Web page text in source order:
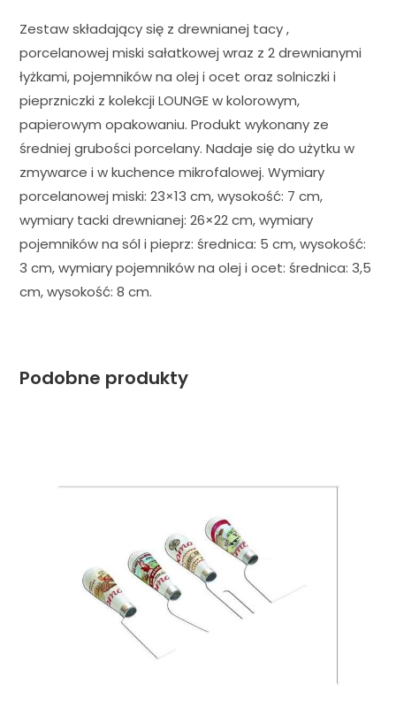
Zestaw składający się z drewnianej tacy ,
porcelanowej miski sałatkowej wraz z 2 drewnianymi
łyżkami, pojemników na olej i ocet oraz solniczki i
pieprzniczki z kolekcji LOUNGE w kolorowym,
papierowym opakowaniu. Produkt wykonany ze
średniej grubości porcelany. Nadaje się do użytku w
zmywarce i w kuchence mikrofalowej. Wymiary
porcelanowej miski: 23×13 cm, wysokość: 7 cm,
wymiary tacki drewnianej: 26×22 cm, wymiary
pojemników na sól i pieprz: średnica: 5 cm, wysokość:
3 cm, wymiary pojemników na olej i ocet: średnica: 3,5
cm, wysokość: 8 cm.
Podobne produkty